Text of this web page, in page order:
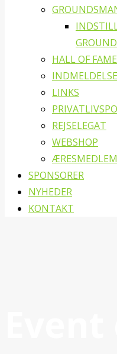
HALL OF FAME
INDMELDELSE
LINKS
REJSELEGAT
WEBSHOP
SPONSORER
NYHEDER
KONTAKT